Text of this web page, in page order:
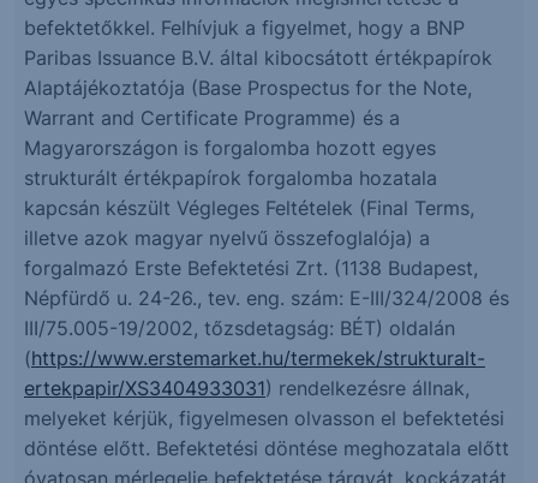
befektetőkkel. Felhívjuk a figyelmet, hogy a BNP
Paribas Issuance B.V. által kibocsátott értékpapírok
Alaptájékoztatója (Base Prospectus for the Note,
Warrant and Certificate Programme) és a
Magyarországon is forgalomba hozott egyes
strukturált értékpapírok forgalomba hozatala
kapcsán készült Végleges Feltételek (Final Terms,
illetve azok magyar nyelvű összefoglalója) a
forgalmazó Erste Befektetési Zrt. (1138 Budapest,
Népfürdő u. 24-26., tev. eng. szám: E-III/324/2008 és
III/75.005-19/2002, tőzsdetagság: BÉT) oldalán
(https://www.erstemarket.hu/termekek/strukturalt-
ertekpapir/XS3404933031) rendelkezésre állnak,
melyeket kérjük, figyelmesen olvasson el befektetési
döntése előtt. Befektetési döntése meghozatala előtt